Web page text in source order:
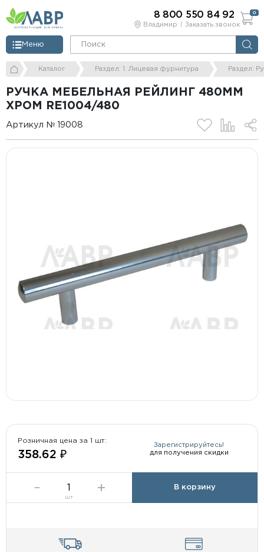
Владимир Заказать звонок
Меню
8 800 550 84 92 0
Каталог Раздел: 1. Лицевая фурнитура Раздел:
РУЧКА МЕБЕЛЬНАЯ РЕЙЛИНГ 480ММ
ХРОМ RE1004/480
Артикул № 19008
Розничная цена за 1 шт:
358.62 ₽
Зарегистрируйтесь!
для получения скидки
шт
В корзину